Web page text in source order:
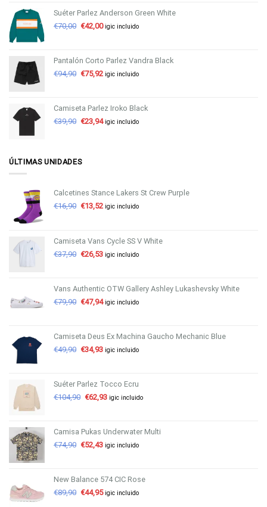
Suéter Parlez Anderson Green White
€70,00 €42,00 igic incluido
Pantalón Corto Parlez Vandra Black
€94,90 €75,92 igic incluido
Camiseta Parlez Iroko Black
€39,90 €23,94 igic incluido
ÚLTIMAS UNIDADES
Calcetines Stance Lakers St Crew Purple
€16,90 €13,52 igic incluido
Camiseta Vans Cycle SS V White
€37,90 €26,53 igic incluido
Vans Authentic OTW Gallery Ashley Lukashevsky White
€79,90 €47,94 igic incluido
Camiseta Deus Ex Machina Gaucho Mechanic Blue
€49,90 €34,93 igic incluido
Suéter Parlez Tocco Ecru
€104,90 €62,93 igic incluido
Camisa Pukas Underwater Multi
€74,90 €52,43 igic incluido
New Balance 574 CIC Rose
€89,90 €44,95 igic incluido